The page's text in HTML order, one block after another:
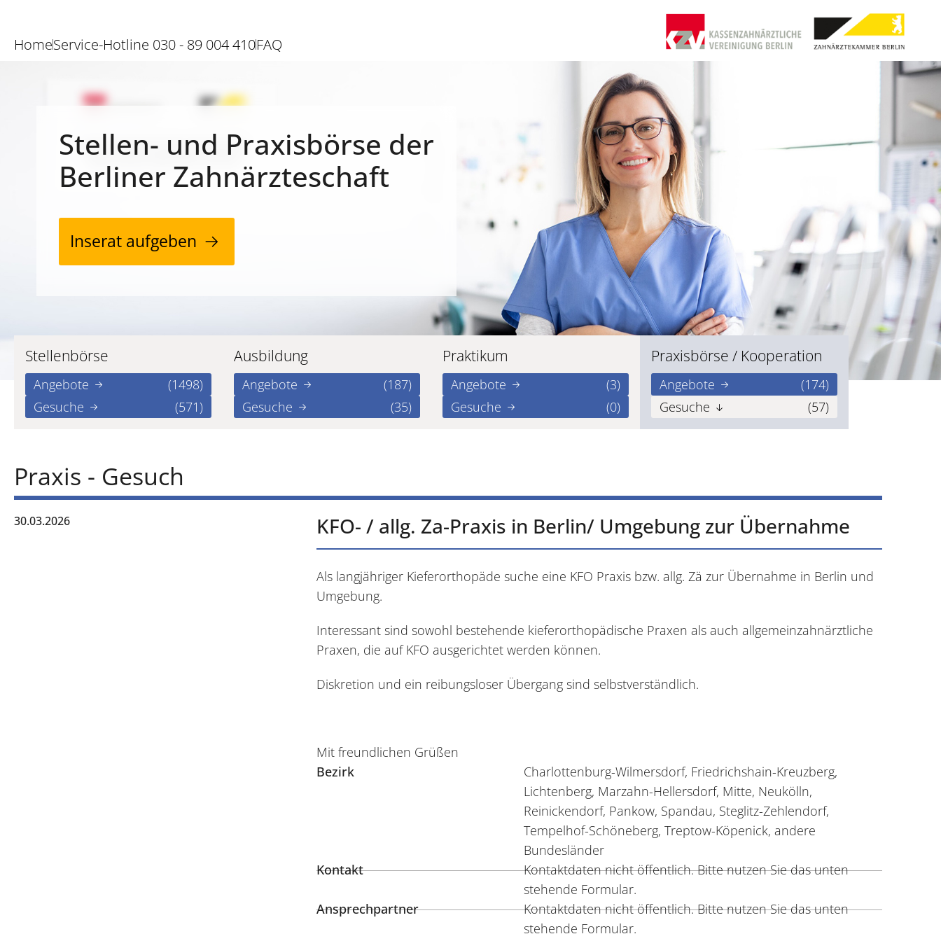
HomeService-Hotline 030 - 89 004 410FAQ
Stellen- und Praxisbörse der
Berliner Zahnärzteschaft
Inserat aufgeben
Stellenbörse
Angebote
(1498)
Gesuche
(571)
Ausbildung
Angebote
(187)
Gesuche
(35)
Praktikum
Angebote
(3)
Gesuche
(0)
Praxisbörse / Kooperation
Angebote
(174)
Gesuche
(57)
Praxis - Gesuch
30.03.2026 KFO- / allg. Za-Praxis in Berlin/ Umgebung zur Übernahme
Als langjähriger Kieferorthopäde suche eine KFO Praxis bzw. allg. Zä zur Übernahme in Berlin und
Umgebung.
Interessant sind sowohl bestehende kieferorthopädische Praxen als auch allgemeinzahnärztliche
Praxen, die auf KFO ausgerichtet werden können.
Diskretion und ein reibungsloser Übergang sind selbstverständlich.
Mit freundlichen Grüßen
Bezirk
Charlottenburg-Wilmersdorf, Friedrichshain-Kreuzberg,
Lichtenberg, Marzahn-Hellersdorf, Mitte, Neukölln,
Reinickendorf, Pankow, Spandau, Steglitz-Zehlendorf,
Tempelhof-Schöneberg, Treptow-Köpenick, andere
Bundesländer
Kontakt
Kontaktdaten nicht öffentlich. Bitte nutzen Sie das unten
stehende Formular.
Ansprechpartner
Kontaktdaten nicht öffentlich. Bitte nutzen Sie das unten
stehende Formular.